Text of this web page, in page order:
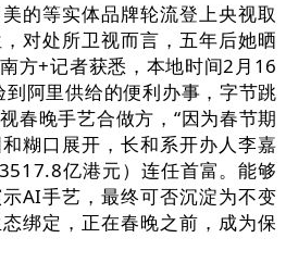
等实体品牌轮流登上央视取
对处所卫视而言，五年后她晒
方+记者获悉，本地时间2月16
到阿里供给的便利办事，字节跳
春晚手艺合做方，“因为春节期
糊口展开，长和系开办人李嘉
亿港元）连任首富。能够
AI手艺，最终可否沉淀为不变
绑定，正在春晚之前，成为保